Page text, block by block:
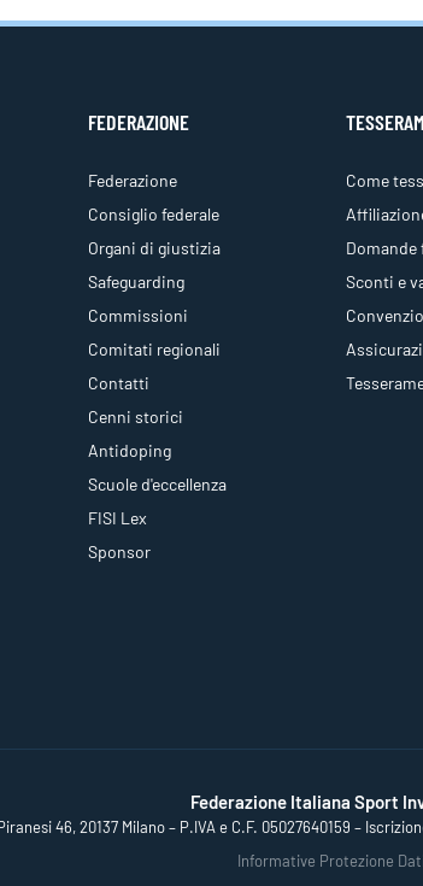
FEDERAZIONE
Federazione
Consiglio federale
Organi di giustizia
Safeguarding
Commissioni
Comitati regionali
Contatti
Cenni storici
Antidoping
Scuole d'eccellenza
FISI Lex
Sponsor
Come
Sconti e
Federazione Italiana Sport
46, 20137 Milano – P.IVA e C.F. 05027640159 –
Informative Protezione